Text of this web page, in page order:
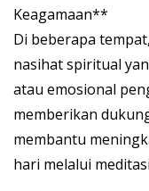
Keagamaan**
Di beberapa
nasihat spiritual
atau emosional
memberikan
membantu
hari melalui